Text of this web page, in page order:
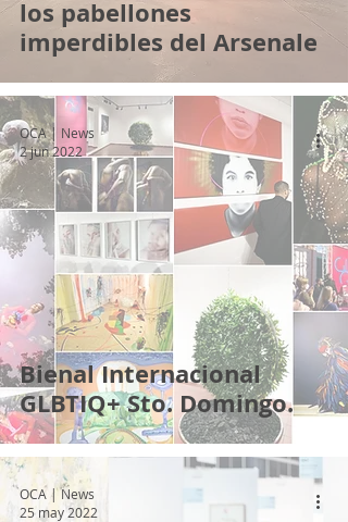
los pabellones
imperdibles del Arsenale
Bienal Internacional
GLBTIQ+ Sto. Domingo.
OCA | News
2 jun 2022
OCA | News
25 may 2022